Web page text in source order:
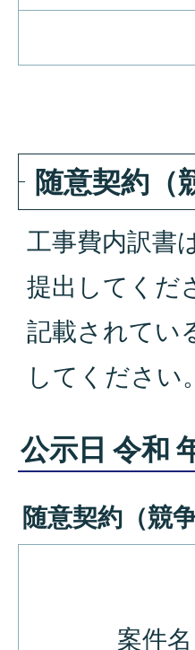
随意契約（
工事費内訳書
提出してくだ
記載されてい
してください。
公示日 令和
随意契約（競
案件名